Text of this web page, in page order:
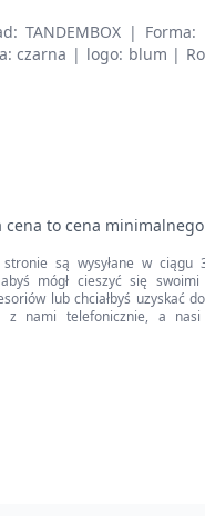
TANDEMBOX |
czarna | logo: blum |
to cena
są wysyłane w ciągu
mógł cieszyć się
lub chciałbyś uzyskać
nami telefonicznie, a nasi